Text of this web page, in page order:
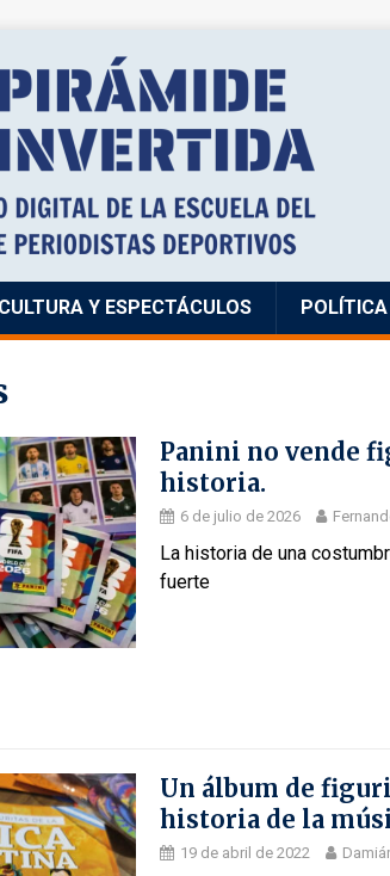
CULTURA Y ESPECTÁCULOS POLÍTICA
Panini no vende
historia.
6 de julio de 2026
La historia de una
fuerte
Un álbum de
historia de la
19 de abril de 2022